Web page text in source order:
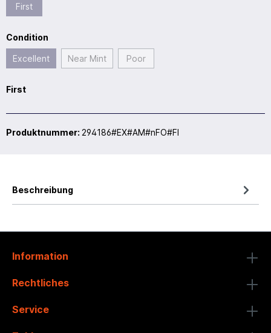
First
Condition
Excellent Near Mint Poor
First
Produktnummer: 294186#EX#AM#nFO#FI
Beschreibung
Information
Rechtliches
Service